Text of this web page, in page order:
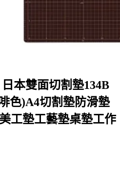
日本雙面切割墊134B
色)A4切割墊防滑墊
工墊工藝墊桌墊工作